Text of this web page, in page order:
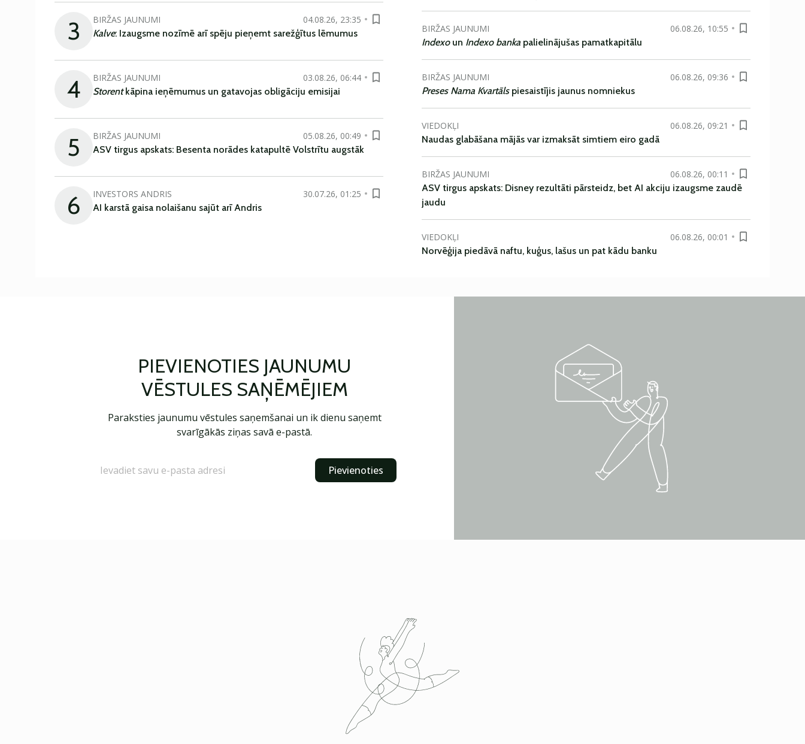
3 BIRŽAS JAUNUMI
04.08.26, 23:35
Kalve: Izaugsme nozīmē arī spēju pieņemt sarežģītus lēmumus
4 BIRŽAS JAUNUMI
03.08.26, 06:44
Storentkāpina ieņēmumus un gatavojas obligāciju emisijai
5 BIRŽAS JAUNUMI
05.08.26, 00:49
ASV tirgus apskats: Besenta norādes katapultē Volstrītu augstāk
6 INVESTORS ANDRIS
30.07.26, 01:25
AI karstā gaisa nolaišanu sajūt arī Andris
BIRŽAS JAUNUMI
06.08.26, 10:55
Indexoun Indexo banka palielinājušas pamatkapitālu
BIRŽAS JAUNUMI
06.08.26, 09:36
Preses Nama Kvartāls piesaistījis jaunus nomniekus
VIEDOKĻI
06.08.26, 09:21
Naudas glabāšana mājās var izmaksāt simtiem eiro gadā
BIRŽAS JAUNUMI
06.08.26, 00:11
ASV tirgus apskats: Disney rezultāti pārsteidz, bet AI akciju izaugsme zaudē
jaudu
VIEDOKĻI
06.08.26, 00:01
Norvēģija piedāvā naftu, kuģus, lašus un pat kādu banku
PIEVIENOTIES JAUNUMU
VĒSTULES SAŅĒMĒJIEM
Paraksties jaunumu vēstules saņemšanai un ik dienu saņemt
svarīgākās ziņas savā e-pastā.
Pievienoties